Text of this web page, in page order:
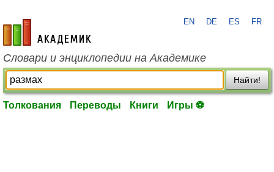
academic.ru
EN DE ES FR
Словари и энциклопедии на Академике
Найти!
Толкования Переводы Книги Игры ⚽